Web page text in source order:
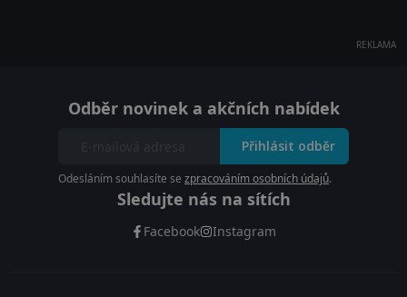
REKLAMA
Odběr novinek a akčních nabídek
Přihlásit odběr
Odesláním souhlasíte se zpracováním osobních údajů.
Sledujte nás na sítích
Facebook Instagram